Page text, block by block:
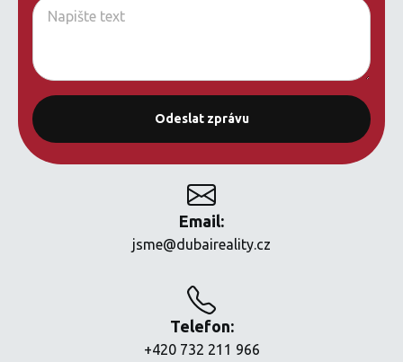
Email:
jsme@dubaireality.cz
Telefon:
+420 732 211 966